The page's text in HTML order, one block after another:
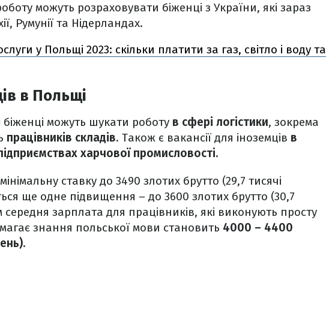
можуть розраховувати біженці з України, які зараз
Румунії та Нідерландах.
у Польщі 2023: скільки платити за газ, світло і воду та
в Польщі
біженці можуть шукати роботу в сфері логістики, зокрема
працівників складів. Також є вакансії для іноземців в
харчової промисловості.
ставку до 3490 злотих брутто (29,7 тисячі
ще одне підвищення – до 3600 злотих брутто (30,7
зарплата для працівників, які виконують просту
знання польської мови становить 4000 – 4400